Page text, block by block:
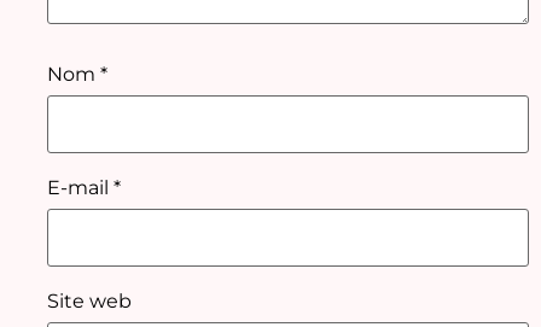
Nom *
E-mail *
Site web